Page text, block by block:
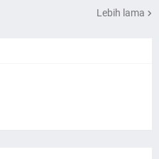
Lebih lama